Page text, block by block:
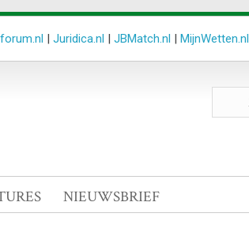
| Juridica.nl | JBMatch.nl | MijnWetten.nl
NIEUWSBRIEF